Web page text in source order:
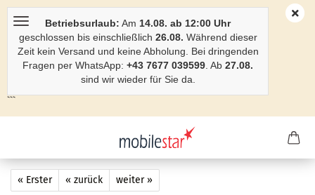
Betriebsurlaub: Am 14.08. ab 12:00 Uhr
geschlossen bis einschließlich 26.08. Während dieser
Zeit kein Versand und keine Abholung. Bei dringenden
Fragen per WhatsApp: +43 7677 039599 . Ab 27.08.
sind wir wieder für Sie da.
```
« Erster « zurück
weiter »